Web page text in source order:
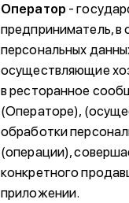
Оператор -
предприниматель,
персональных
осуществляющие
в ресторанное
(Операторе),
обработки
(операции),
конкретного
приложении.